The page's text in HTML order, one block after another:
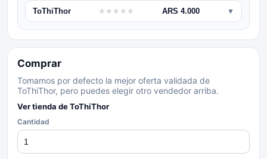
ToThiThor ★ ★ ★ ★ ★ ARS 4.000 ▼
Comprar
Tomamos por defecto la mejor oferta validada de
ToThiThor, pero puedes elegir otro vendedor arriba.
Ver tienda deToThiThor
Cantidad